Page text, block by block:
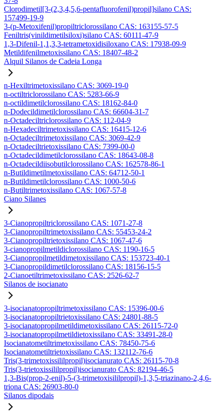
Clorodimetil[3-(2,3,4,5,6-pentafluorofenil)propil]silano CAS:
157499-19-9
3-(p-Metoxifenil)propiltriclorossilano CAS: 163155-57-5
Feniltris(vinildimetilsiloxi)silano CAS: 60111-47-9
1,3-Difenil-1,1,3,3-tetrametoxidisiloxano CAS: 17938-09-9
Metildifenilmetoxissilano CAS: 18407-48-2
Alquil Silanos de Cadeia Longa
n-Hexiltrimetoxissilano CAS: 3069-19-0
n-octiltriclorossilano CAS: 5283-66-9
n-octildimetilclorossilano CAS: 18162-84-0
n-Dodecildimetilclorossilano CAS: 66604-31-7
n-Octadeciltriclorossilano CAS: 112-04-9
n-Hexadeciltrimetoxissilano CAS: 16415-12-6
n-Octadeciltrimetoxissilano CAS: 3069-42-9
n-Octadeciltrietoxissilano CAS: 7399-00-0
n-Octadecildimetilclorossilano CAS: 18643-08-8
n-Octadecildiisobutilclorossilano CAS: 162578-86-1
n-Butildimetilmetoxissilano CAS: 64712-50-1
n-Butildimetilclorossilano CAS: 1000-50-6
n-Butiltrimetoxissilano CAS: 1067-57-8
Ciano Silanes
3-Cianopropiltriclorossilano CAS: 1071-27-8
3-Cianopropiltrimetoxissilano CAS: 55453-24-2
3-Cianopropiltrietoxissilano CAS: 1067-47-6
3-cianopropilmetildiclorossilano CAS: 1190-16-5
3-Cianopropilmetildimetoxissilano CAS: 153723-40-1
3-Cianopropildimetilclorossilano CAS: 18156-15-5
2-Cianoetiltrimetoxissilano CAS: 2526-62-7
Silanos de isocianato
3-isocianatopropiltrimetoxissilano CAS: 15396-00-6
3-isocianatopropiltrietoxissilano CAS: 24801-88-5
3-isocianatopropilmetildimetoxissilano CAS: 26115-72-0
3-isocianatopropilmetildietoxissilano CAS: 33491-28-0
Isocianatometiltrimetoxissilano CAS: 78450-75-6
Isocianatometiltrietoxissilano CAS: 132112-76-6
Tris(3-trimetoxissililpropil)isocianurato CAS: 26115-70-8
Tris(3-trietoxissililpropil)isocianurato CAS: 82194-46-5
1,3-Bis(prop-2-enil)-5-(3-trimetoxisililpropil)-1,3,5-triazinano-2,4,6-
triona CAS: 26903-80-0
Silanos dipodais